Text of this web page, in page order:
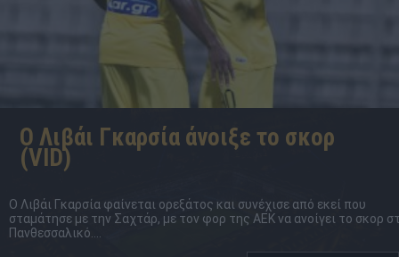
Ο Λιβάι Γκαρσία άνοιξε το σκορ
(VID)
Ο Λιβάι Γκαρσία φαίνεται ορεξάτος και συνέχισε από εκεί που
σταμάτησε με την Σαχτάρ, με τον φορ της ΑΕΚ να ανοίγει το σκορ
Πανθεσσαλικό....